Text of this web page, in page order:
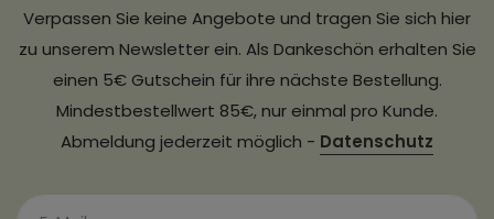
Verpassen Sie keine Angebote und tragen Sie sich hier
zu unserem Newsletter ein. Als Dankeschön erhalten Sie
einen 5€ Gutschein für ihre nächste Bestellung.
Mindestbestellwert 85€, nur einmal pro Kunde.
Abmeldung jederzeit möglich - Datenschutz